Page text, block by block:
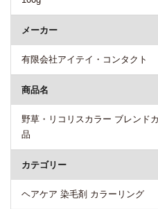
メーカー
有限会社アイテイ・コンタクト
商品名
野草・リコリスカラー ブレンド
品
カテゴリー
ヘアケア 染毛剤 カラーリング